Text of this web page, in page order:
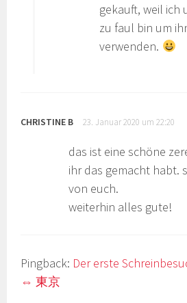
gekauft, weil ich
zu faul bin um
verwenden.
CHRISTINE B 23. Januar 2020 um 22:20
das ist eine schöne
ihr das gemacht habt.
von euch.
weiterhin alles gute!
Pingback: Der erste
⇔ 東京